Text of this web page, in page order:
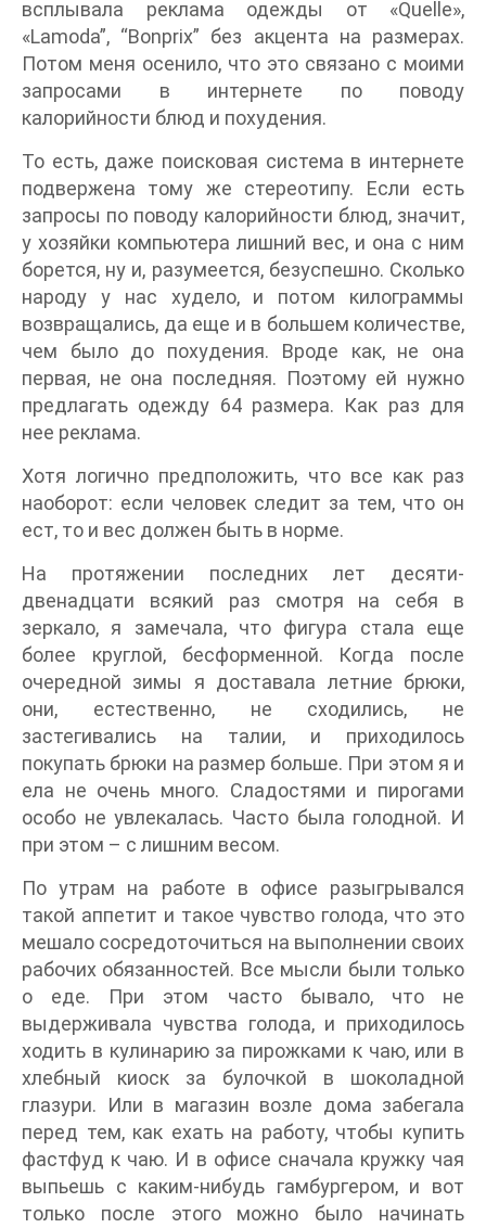
всплывала реклама одежды от «Quelle»,
«Lamoda”, “Bonprix” без акцента на размерах.
Потом меня осенило, что это связано с моими
запросами в интернете по поводу
калорийности блюд и похудения.
То есть, даже поисковая система в интернете
подвержена тому же стереотипу. Если есть
запросы по поводу калорийности блюд, значит,
у хозяйки компьютера лишний вес, и она с ним
борется, ну и, разумеется, безуспешно. Сколько
народу у нас худело, и потом килограммы
возвращались, да еще и в большем количестве,
чем было до похудения. Вроде как, не она
первая, не она последняя. Поэтому ей нужно
предлагать одежду 64 размера. Как раз для
нее реклама.
Хотя логично предположить, что все как раз
наоборот: если человек следит за тем, что он
ест, то и вес должен быть в норме.
На протяжении последних лет десяти-
двенадцати всякий раз смотря на себя в
зеркало, я замечала, что фигура стала еще
более круглой, бесформенной. Когда после
очередной зимы я доставала летние брюки,
они, естественно, не сходились, не
застегивались на талии, и приходилось
покупать брюки на размер больше. При этом я и
ела не очень много. Сладостями и пирогами
особо не увлекалась. Часто была голодной. И
при этом – с лишним весом.
По утрам на работе в офисе разыгрывался
такой аппетит и такое чувство голода, что это
мешало сосредоточиться на выполнении своих
рабочих обязанностей. Все мысли были только
о еде. При этом часто бывало, что не
выдерживала чувства голода, и приходилось
ходить в кулинарию за пирожками к чаю, или в
хлебный киоск за булочкой в шоколадной
глазури. Или в магазин возле дома забегала
перед тем, как ехать на работу, чтобы купить
фастфуд к чаю. И в офисе сначала кружку чая
выпьешь с каким-нибудь гамбургером, и вот
только после этого можно было начинать